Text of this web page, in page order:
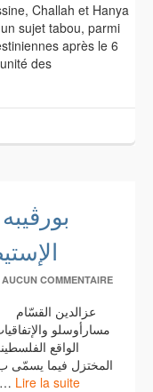
Challah et Hanya
sujet tabou, parmi
après le 6
des
AUCUN COMMENTAIRE
مسارأوسلو
الواقع
المختزل فيما يسمّى
أثناء قيادته لحركة التحرير التونيسة والتي … Lire la suite